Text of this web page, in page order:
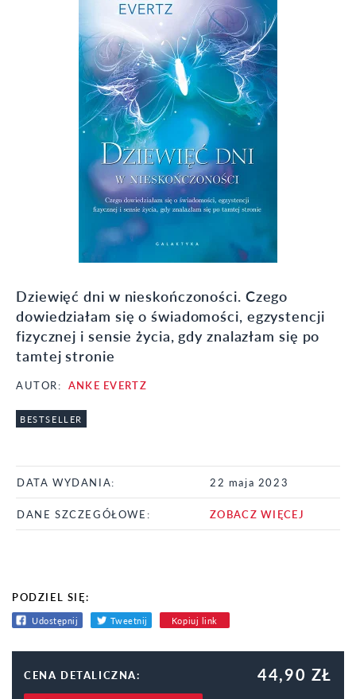
Dziewięć dni w nieskończoności. Czego
dowiedziałam się o świadomości, egzystencji
fizycznej i sensie życia, gdy znalazłam się po
tamtej stronie
AUTOR: ANKE EVERTZ
BESTSELLER
DATA WYDANIA: 22 maja 2023
DANE SZCZEGÓŁOWE: ZOBACZ WIĘCEJ
PODZIEL SIĘ:
Udostępnij Tweetnij Kopiuj link
CENA DETALICZNA: 44,90 ZŁ